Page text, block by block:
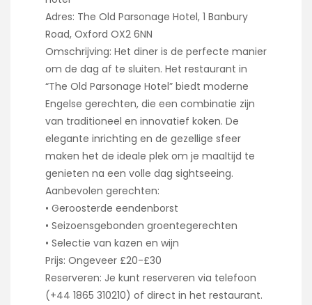
Adres: The Old Parsonage Hotel, 1 Banbury
Road, Oxford OX2 6NN
Omschrijving: Het diner is de perfecte manier
om de dag af te sluiten. Het restaurant in
“The Old Parsonage Hotel” biedt moderne
Engelse gerechten, die een combinatie zijn
van traditioneel en innovatief koken. De
elegante inrichting en de gezellige sfeer
maken het de ideale plek om je maaltijd te
genieten na een volle dag sightseeing.
Aanbevolen gerechten:
• Geroosterde eendenborst
• Seizoensgebonden groentegerechten
• Selectie van kazen en wijn
Prijs: Ongeveer £20-£30
Reserveren: Je kunt reserveren via telefoon
(+44 1865 310210) of direct in het restaurant.